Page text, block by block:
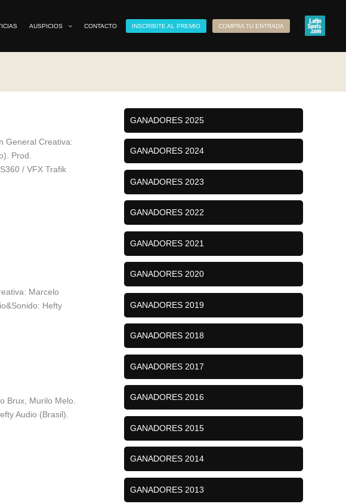
AUSPICIOS CONTACTO INSCRIBITE AL PREMIO COMPRA TU ENTRADA
General Creativa:
Prod.
/ VFX Trafik
Marcelo
Hefty
Brux, Murilo Melo.
Audio (Brasil).
GANADORES 2025
GANADORES 2024
GANADORES 2023
GANADORES 2022
GANADORES 2021
GANADORES 2020
GANADORES 2019
GANADORES 2018
GANADORES 2017
GANADORES 2016
GANADORES 2015
GANADORES 2014
GANADORES 2013